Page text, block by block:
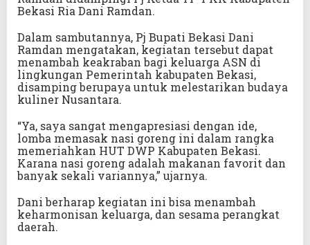
Bekasi Ria Dani Ramdan.
Dalam sambutannya, Pj Bupati Bekasi Dani
Ramdan mengatakan, kegiatan tersebut dapat
menambah keakraban bagi keluarga ASN di
lingkungan Pemerintah kabupaten Bekasi,
disamping berupaya untuk melestarikan budaya
kuliner Nusantara.
“Ya, saya sangat mengapresiasi dengan ide,
lomba memasak nasi goreng ini dalam rangka
memeriahkan HUT DWP Kabupaten Bekasi.
Karana nasi goreng adalah makanan favorit dan
banyak sekali variannya,” ujarnya.
Dani berharap kegiatan ini bisa menambah
keharmonisan keluarga, dan sesama perangkat
daerah.